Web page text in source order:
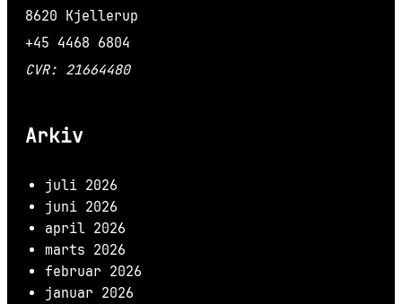
8620 Kjellerup
+45 4468 6804
CVR: 21664480
Arkiv
juli 2026
juni 2026
april 2026
marts 2026
februar 2026
januar 2026